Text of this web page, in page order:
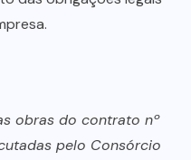
obras do contrato nº
pelo Consórcio